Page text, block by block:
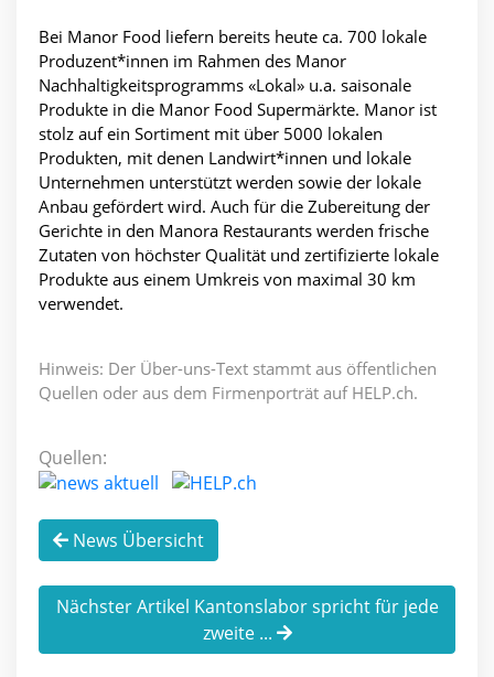
Bei Manor Food liefern bereits heute ca. 700 lokale
Produzent*innen im Rahmen des Manor
Nachhaltigkeitsprogramms «Lokal» u.a. saisonale
Produkte in die Manor Food Supermärkte. Manor ist
stolz auf ein Sortiment mit über 5000 lokalen
Produkten, mit denen Landwirt*innen und lokale
Unternehmen unterstützt werden sowie der lokale
Anbau gefördert wird. Auch für die Zubereitung der
Gerichte in den Manora Restaurants werden frische
Zutaten von höchster Qualität und zertifizierte lokale
Produkte aus einem Umkreis von maximal 30 km
verwendet.
Hinweis: Der Über-uns-Text stammt aus öffentlichen
Quellen oder aus dem Firmenporträt auf HELP.ch.
Quellen:
News Übersicht
Nächster Artikel Kantonslabor spricht für jede
zweite ...